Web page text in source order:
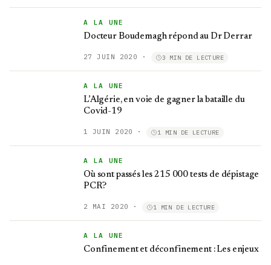
A LA UNE
Docteur Boudemagh répond au Dr Derrar
27 JUIN 2020 · 3 MIN DE LECTURE
A LA UNE
L’Algérie, en voie de gagner la bataille du
Covid-19
1 JUIN 2020 · 1 MIN DE LECTURE
A LA UNE
Où sont passés les 215 000 tests de dépistage
PCR?
2 MAI 2020 · 1 MIN DE LECTURE
A LA UNE
Confinement et déconfinement : Les enjeux